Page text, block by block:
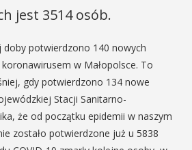
jest 3514 osób.
potwierdzono 140 nowych
w Małopolsce. To
gdy potwierdzono 134 nowe
Stacji Sanitarno-
że od początku epidemii w naszym
zostało potwierdzone już u 5838